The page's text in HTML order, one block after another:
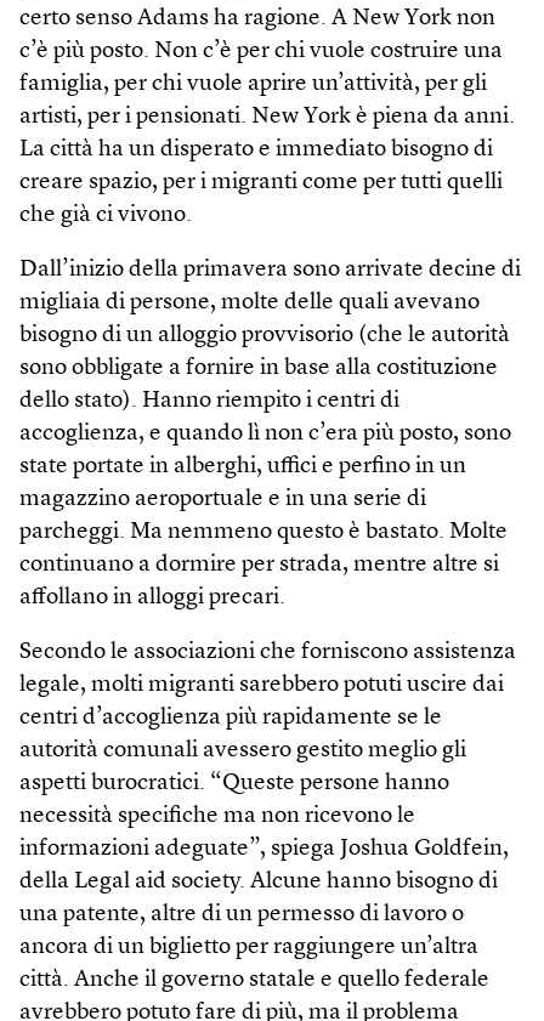
certo senso Adams ha ragione. A New York non
c’è più posto. Non c’è per chi vuole costruire una
famiglia, per chi vuole aprire un’attività, per gli
artisti, per i pensionati. New York è piena da anni.
La città ha un disperato e immediato bisogno di
creare spazio, per i migranti come per tutti quelli
che già ci vivono.
Dall’inizio della primavera sono arrivate decine di
migliaia di persone, molte delle quali avevano
bisogno di un alloggio provvisorio (che le autorità
sono obbligate a fornire in base alla costituzione
dello stato). Hanno riempito i centri di
accoglienza, e quando lì non c’era più posto, sono
state portate in alberghi, uffici e perfino in un
magazzino aeroportuale e in una serie di
parcheggi. Ma nemmeno questo è bastato. Molte
continuano a dormire per strada, mentre altre si
affollano in alloggi precari.
Secondo le associazioni che forniscono assistenza
legale, molti migranti sarebbero potuti uscire dai
centri d’accoglienza più rapidamente se le
autorità comunali avessero gestito meglio gli
aspetti burocratici. “Queste persone hanno
necessità specifiche ma non ricevono le
informazioni adeguate”, spiega Joshua Goldfein,
della Legal aid society. Alcune hanno bisogno di
una patente, altre di un permesso di lavoro o
ancora di un biglietto per raggiungere un’altra
città. Anche il governo statale e quello federale
avrebbero potuto fare di più, ma il problema